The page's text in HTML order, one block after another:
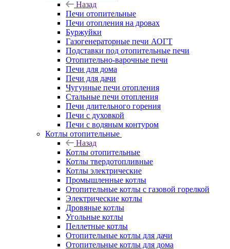
Назад
Печи отопительные
Печи отопления на дровах
Буржуйки
Газогенераторные печи АОГТ
Подставки под отопительные печи
Отопительно-варочные печи
Печи для дома
Печи для дачи
Чугунные печи отопления
Стальные печи отопления
Печи длительного горения
Печи с духовкой
Печи с водяным контуром
Котлы отопительные
Назад
Котлы отопительные
Котлы твердотопливные
Котлы электрические
Промышленные котлы
Отопительные котлы с газовой горелкой
Электрические котлы
Дровяные котлы
Угольные котлы
Пеллетные котлы
Отопительные котлы для дачи
Отопительные котлы для дома